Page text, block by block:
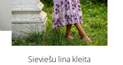
Sieviešu lina kleita